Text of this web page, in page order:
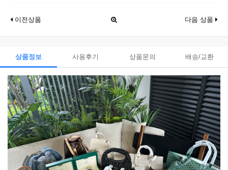
이전상품 다음 상품
상품정보 사용후기 상품문의 배송/교환